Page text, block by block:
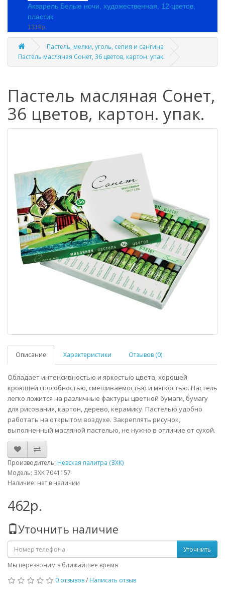
Акварель Белые ночи, художественная, 12 цветов,
пластик
1319р.
Пастель, мелки, уголь, сепия и сангина
Пастель масляная Сонет, 36 цветов, картон. упак.
Пастель масляная Сонет,
36 цветов, картон. упак.
Описание Характеристики Отзывов (0)
Обладает интенсивностью и яркостью цвета, хорошей
кроющей способностью, смешиваемостью и мягкостью. Пастель
легко ложится на различные фактуры цветной бумаги, бумагу
для рисования, картон, дерево, керамику. Пастелью удобно
работать на открытом воздухе. Закреплять рисунок,
выполненный масляной пастелью, не нужно в отличие от сухой.
Производитель: Невская палитра (ЗХК)
Модель: ЗХК 7041157
Наличие: нет в наличии
462р.
Уточнить наличие
Уточнить
Мы перезвоним в ближайшее время
0 отзывов/ Написать отзыв